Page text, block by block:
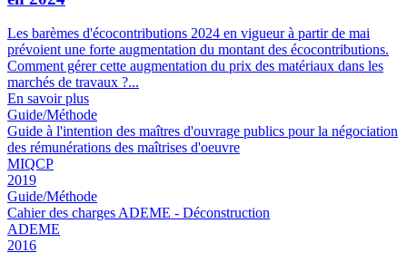
Les barèmes d'écocontributions 2024 en vigueur à partir de mai
prévoient une forte augmentation du montant des écocontributions.
Comment gérer cette augmentation du prix des matériaux dans les
marchés de travaux ?...
En savoir plus
Guide/Méthode
Guide à l'intention des maîtres d'ouvrage publics pour la négociation
des rémunérations des maîtrises d'oeuvre
MIQCP
2019
Guide/Méthode
Cahier des charges ADEME - Déconstruction
ADEME
2016